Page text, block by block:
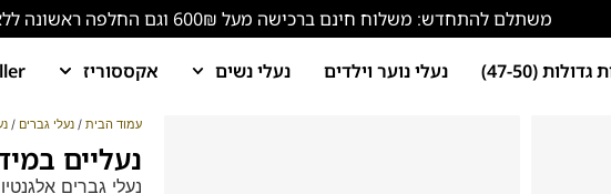
משתלם להתחדש: משלוח חינם ברכישה מעל 600₪ וגם החלפה ראשונה ללא עלות!
(47-50) נעלי נוער וילדים נעלי נשים אקססוריז
עמוד הבית / נעלי גברים /
נעליים